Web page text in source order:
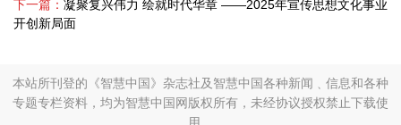
下一篇： 凝聚复兴伟力 绘就时代华章 ——2025年宣传思想文化事业
开创新局面
本站所刊登的《智慧中国》杂志社及智慧中国各种新闻﹑信息和各种
专题专栏资料，均为智慧中国网版权所有，未经协议授权禁止下载使
用。